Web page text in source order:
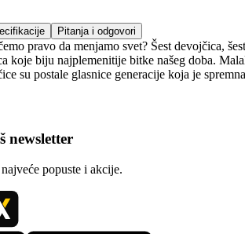
Pitanja i odgovori
pravo da menjamo svet? Šest devojčica,
koje biju najplemenitije bitke našeg doba.
su postale glasnice generacije koja je
newsletter
popuste i akcije.